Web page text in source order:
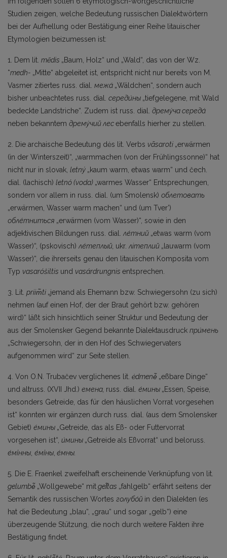
Studien zeigen, welche Bedeutung russischen Dialektwörtern
bei der Aufhellung oder Bestätigung einer Reihe litauischer
Etymologien beizumessen ist:
1. Dem lit. mẽdis „Baum, Holz“ und „Wald“, das von der Wz.
*medh- „Mitte“ abgeleitet ist, entspricht nicht nur bereits von M.
Vasmer zitiertes russ. dial. межа́ „Wäldchen“, sondern auch
bisher unbeachtetes russ. dial. середи́ны „tiefgelegene, mit Wald
bedeckte Landstriche“. Zu­dem ist russ. dial. дрему́ча середа́
neben bekanntem дрему́чий лесebenfalls hierher zu stellen.
2. Die archaische Bedeutung dės lit. Verbs vãsaroti „erwärmen
(in der Winterszeit)“, „warmmachen (von der Frühlingssonne)“ hat
nicht nur in slovak, letný „kaum warm, etwas warm“ und čech.
dial. (lachisch) letnó (voda) „warmes Wasser“ Entsprechungen,
sondern vor allem in russ. dial. (um Smolensk) облетовать
„erwärmen, Wasser warm machen“ und (um Tver’)
обле́тниться „erwärmen (vom Wasser)“, sowie in den
adjektivischen Bildungen russ. dial. ле́тний „etwas warm (vom
Wasser)“, (pskovisch) ле́теплый, ukr. лiтеплий „lauwarm (vom
Wasser)“, die ihrerseits ge­nau den litauischen Komposita vom
Typ vasaróšiltis und vasárdrungnis entsprechen.
3. Lit. priim̃ti „jemand als Ehemann bzw. Schwiegersohn (zu sich)
nehmen (auf einen Hof, der der Braut gehört bzw. gehören
wird)“ läßt sich hinsichtlich seiner Struktur und Bedeutung der
aus der Smolensker Gegend bekannte Dialektausdruck при́мень
„Schwiegersohn, der in den Hof des Schwiegervaters
aufgenommen wird“ zur Seite stellen.
4. Von O.N. Trubačev verglichenes lit. ėdmenė̃ „eßbare Dinge“
und altruss. (XVII Jhd.) емена, russ. dial. е́мины „Essen, Speise,
besonders Getreide, das für den häuslichen Vorrat vor­gesehen
ist“ konnten wir ergänzen durch russ. dial. (aus dem Smolensker
Gebiet) е́мины „Getrei­de, das als Eß- oder Futtervorrat
vorgesehen ist“, и́мины „Getreide als Eßvorrat“ und beloruss.
е́мінны, е́міны, е́мны.
5. Die E. Fraenkel zweifelhaft erscheinende Verknüpfung von lit.
gelumbė̃ „Wollgewebe“ mitgel̃tas „fahlgelb“ erfährt seitens der
Semantik des russischen Wortes голубо́й in den Dialekten (es
hat die Bedeutung „blau“, „grau“ und sogar „gelb“) eine
überzeugende Stützung, die noch durch weitere Fakten ihre
Bestätigung findet.